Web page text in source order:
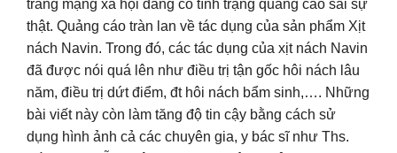
trang mạng xã hội đang có tình trạng quảng cáo sai sự
thật. Quảng cáo tràn lan về tác dụng của sản phẩm Xịt
nách Navin. Trong đó, các tác dụng của xịt nách Navin
đã được nói quá lên như điều trị tận gốc hôi nách lâu
năm, điều trị dứt điểm, đt hôi nách bẩm sinh,…. Những
bài viết này còn làm tăng độ tin cậy bằng cách sử
dụng hình ảnh cả các chuyên gia, y bác sĩ như Ths.